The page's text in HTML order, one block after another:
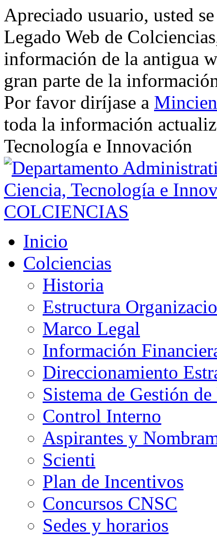
Apreciado usuario, usted
Legado Web de
información de la antigua
gran parte de la
Por favor diríjase a
toda la información
Tecnología e Innovación
Inicio
Colciencias
Historia
Estructura
Marco Legal
Información
Direccionamiento
Sistema de Gestión
Control Interno
Aspirantes y
Scienti
Plan de Incentivos
Concursos CNSC
Sedes y horarios